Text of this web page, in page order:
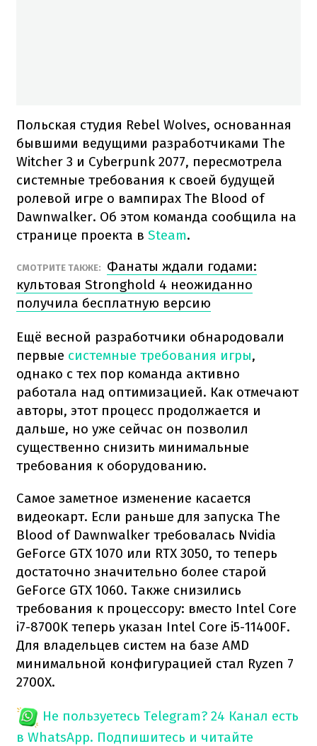
Польская студия Rebel Wolves, основанная
бывшими ведущими разработчиками The
Witcher 3 и Cyberpunk 2077, пересмотрела
системные требования к своей будущей
ролевой игре о вампирах The Blood of
Dawnwalker. Об этом команда сообщила на
странице проекта в Steam.
СМОТРИТЕ ТАКЖЕ:
Фанаты ждали годами:
культовая Stronghold 4 неожиданно
получила бесплатную версию
Ещё весной разработчики обнародовали
первые системные требования игры,
однако с тех пор команда активно
работала над оптимизацией. Как отмечают
авторы, этот процесс продолжается и
дальше, но уже сейчас он позволил
существенно снизить минимальные
требования к оборудованию.
Самое заметное изменение касается
видеокарт. Если раньше для запуска The
Blood of Dawnwalker требовалась Nvidia
GeForce GTX 1070 или RTX 3050, то теперь
достаточно значительно более старой
GeForce GTX 1060. Также снизились
требования к процессору: вместо Intel Core
i7-8700K теперь указан Intel Core i5-11400F.
Для владельцев систем на базе AMD
минимальной конфигурацией стал Ryzen 7
2700X.
Не пользуетесь Telegram? 24 Канал есть
в WhatsApp. Подпишитесь и читайте